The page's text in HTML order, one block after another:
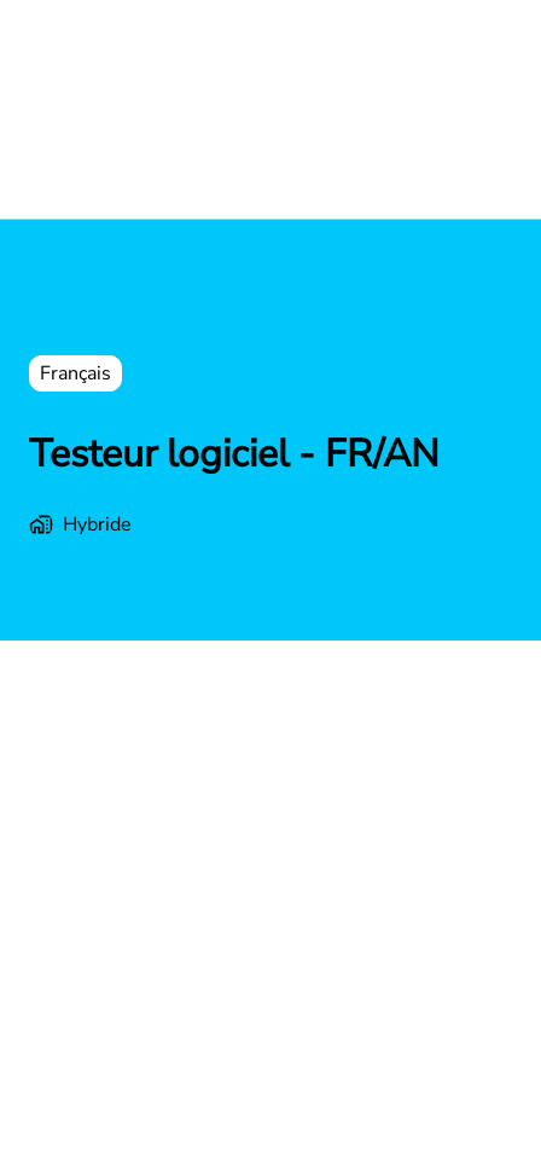
Français
Testeur logiciel - FR/AN
Hybride